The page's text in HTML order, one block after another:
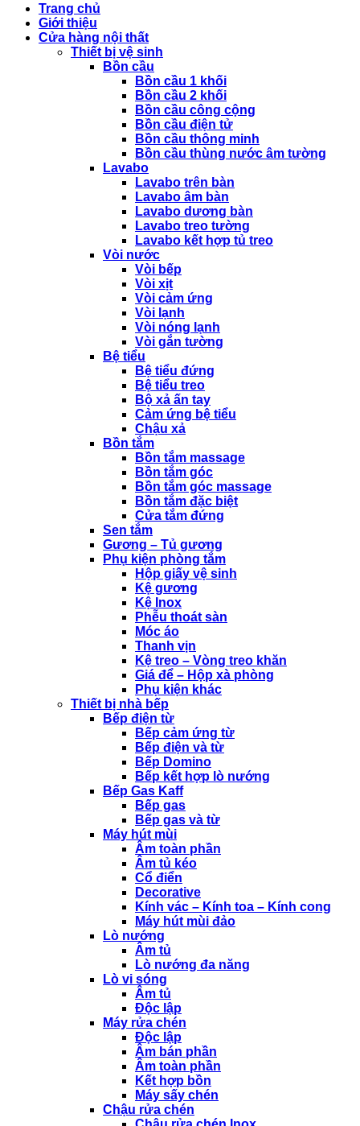
Trang chủ
Giới thiệu
Cửa hàng nội thất
Thiết bị vệ sinh
Bồn cầu
Bồn cầu 1 khối
Bồn cầu 2 khối
Bồn cầu công cộng
Bồn cầu điện tử
Bồn cầu thông minh
Bồn cầu thùng nước âm tường
Lavabo
Lavabo trên bàn
Lavabo âm bàn
Lavabo dương bàn
Lavabo treo tường
Lavabo kết hợp tủ treo
Vòi nước
Vòi bếp
Vòi xịt
Vòi cảm ứng
Vòi lạnh
Vòi nóng lạnh
Vòi gắn tường
Bệ tiểu
Bệ tiểu đứng
Bệ tiểu treo
Bộ xả ấn tay
Cảm ứng bệ tiểu
Chậu xả
Bồn tắm
Bồn tắm massage
Bồn tắm góc
Bồn tắm góc massage
Bồn tắm đặc biệt
Cửa tắm đứng
Sen tắm
Gương – Tủ gương
Phụ kiện phòng tắm
Hộp giấy vệ sinh
Kệ gương
Kệ Inox
Phễu thoát sàn
Móc áo
Thanh vịn
Kệ treo – Vòng treo khăn
Giá để – Hộp xà phòng
Phụ kiện khác
Thiết bị nhà bếp
Bếp điện từ
Bếp cảm ứng từ
Bếp điện và từ
Bếp Domino
Bếp kết hợp lò nướng
Bếp Gas Kaff
Bếp gas
Bếp gas và từ
Máy hút mùi
Âm toàn phần
Âm tủ kéo
Cổ điển
Decorative
Kính vác – Kính toa – Kính cong
Máy hút mùi đảo
Lò nướng
Âm tủ
Lò nướng đa năng
Lò vi sóng
Âm tủ
Độc lập
Máy rửa chén
Độc lập
Âm bán phần
Âm toàn phần
Kết hợp bồn
Máy sấy chén
Chậu rửa chén